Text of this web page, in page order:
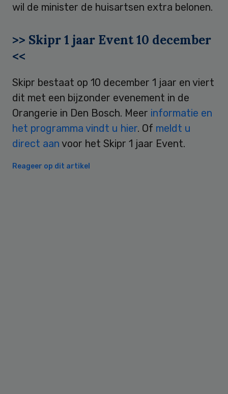
wil de minister de huisartsen extra belonen.
>> Skipr 1 jaar Event 10 december
<<
Skipr bestaat op 10 december 1 jaar en viert
dit met een bijzonder evenement in de
Orangerie in Den Bosch. Meer informatie en
het programma vindt u hier. Of meldt u
direct aan voor het Skipr 1 jaar Event.
Reageer op dit artikel